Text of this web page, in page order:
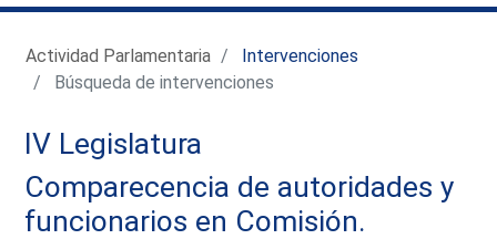
Actividad Parlamentaria
Intervenciones
Búsqueda de intervenciones
IV Legislatura
Comparecencia de autoridades y
funcionarios en Comisión.